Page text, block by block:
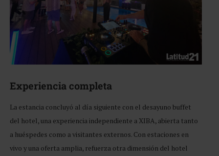
Experiencia completa
La estancia concluyó al día siguiente con el desayuno buffet
del hotel, una experiencia independiente a XIBA, abierta tanto
a huéspedes como a visitantes externos. Con estaciones en
vivo y una oferta amplia, refuerza otra dimensión del hotel